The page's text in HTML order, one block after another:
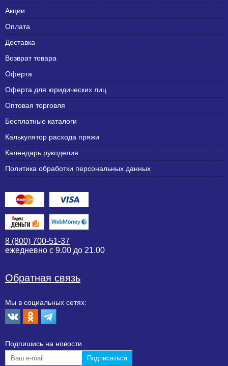
Акции
Оплата
Доставка
Возврат товара
Оферта
Оферта для юридических лиц
Оптовая торговля
Бесплатные каталоги
Калькулятор расхода пряжи
Календарь рукоделия
Политика обработки персональных данных
8 (800) 700-51-37
ежедневно с 9.00 до 21.00
Обратная связь
Мы в социальных сетях:
Подпишиcь на новости